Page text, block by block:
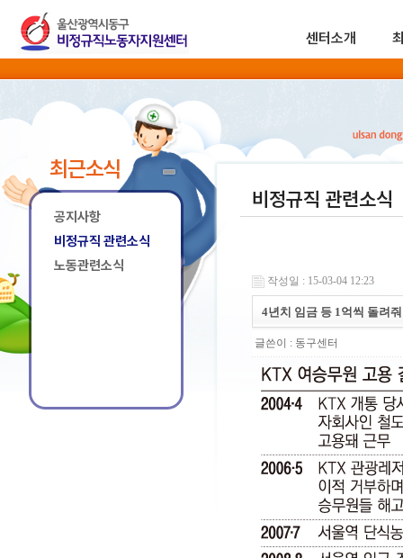
센터소개
최근소식
공지사항
비정규직 관련소식
노동관련소식
비정규직 관련소식
작성일 : 15-03-04 12:23
4년치 임금 등 1억씩 돌려
글쓴이 : 동구센터